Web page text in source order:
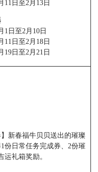
11日至2月13日
1日至2月10日
11日至2月18日
19日至2月21日
新春福牛贝贝送出的璀璨
份日常任务完成券、2份璀
运礼箱奖励。